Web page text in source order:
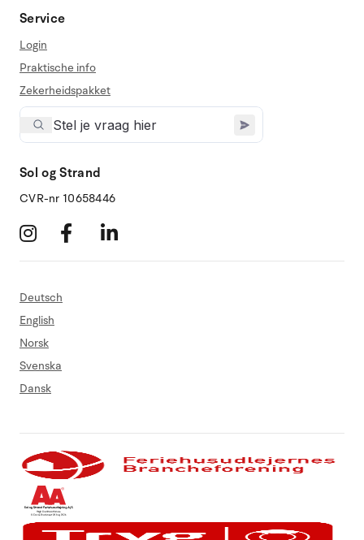
Service
Login
Praktische info
Zekerheidspakket
Sol og Strand
CVR-nr 10658446
Deutsch
English
Norsk
Svenska
Dansk